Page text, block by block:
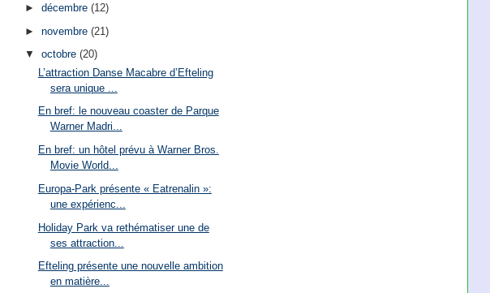
► décembre (12)
► novembre (21)
▼ octobre (20)
L’attraction Danse Macabre d’Efteling
sera unique ...
En bref: le nouveau coaster de Parque
Warner Madri...
En bref: un hôtel prévu à Warner Bros.
Movie World...
Europa-Park présente « Eatrenalin »:
une expérienc...
Holiday Park va rethématiser une de
ses attraction...
Efteling présente une nouvelle ambition
en matière...